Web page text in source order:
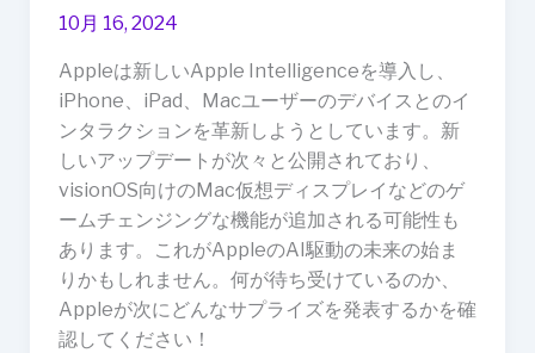
10月 16, 2024
Appleは新しいApple Intelligenceを導入し、
iPhone、iPad、Macユーザーのデバイスとのイ
ンタラクションを革新しようとしています。新
しいアップデートが次々と公開されており、
visionOS向けのMac仮想ディスプレイなどのゲ
ームチェンジングな機能が追加される可能性も
あります。これがAppleのAI駆動の未来の始ま
りかもしれません。何が待ち受けているのか、
Appleが次にどんなサプライズを発表するかを確
認してください！